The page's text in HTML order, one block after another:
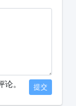
。 提交